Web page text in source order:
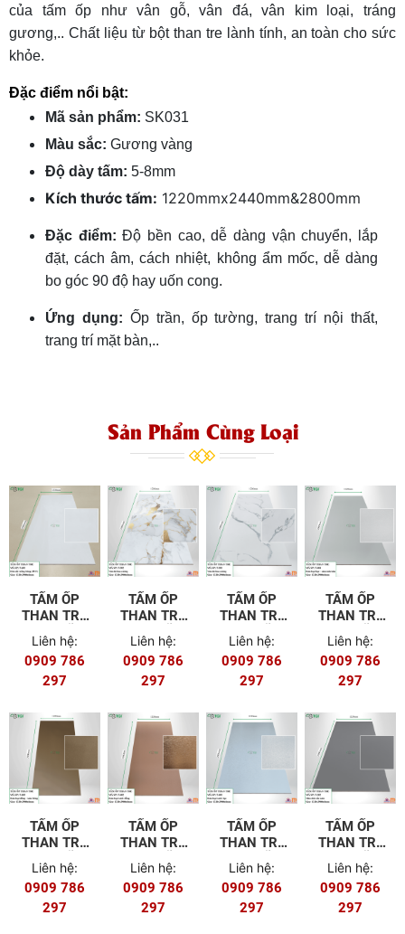
của tấm ốp như vân gỗ, vân đá, vân kim loại, tráng
gương,.. Chất liệu từ bột than tre lành tính, an toàn cho sức
khỏe.
Đặc điểm nổi bật:
Mã sản phẩm: SK031
Màu sắc: Gương vàng
Độ dày tấm: 5-8mm
Kích thước tấm: 1220mmx2440mm&2800mm
Đặc điểm: Độ bền cao, dễ dàng vận chuyển, lắp
đặt, cách âm, cách nhiệt, không ẩm mốc, dễ dàng
bo góc 90 độ hay uốn cong.
Ứng dụng: Ốp trần, ốp tường, trang trí nội thất,
trang trí mặt bàn,..
Sản Phẩm Cùng Loại
TẤM ỐP
THAN TRE
601 (FILM
PET)
Liên hệ:
0909 786
297
TẤM ỐP
THAN TRE
502
Liên hệ:
0909 786
297
TẤM ỐP
THAN TRE
501
Liên hệ:
0909 786
297
TẤM ỐP
THAN TRE
404
Liên hệ:
0909 786
297
TẤM ỐP
THAN TRE
8MM MÃ T-
403
Liên hệ:
0909 786
297
TẤM ỐP
THAN TRE
8MM MÃ T-
402
Liên hệ:
0909 786
297
TẤM ỐP
THAN TRE
8MM MÃ T-
401
Liên hệ:
0909 786
297
TẤM ỐP
THAN TRE
8MM MÃ T-
302
Liên hệ:
0909 786
297